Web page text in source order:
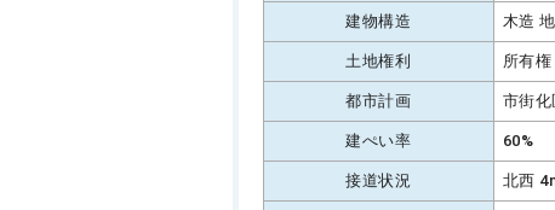
建物構造 木造
土地権利 所有権
都市計画 市街化
建ぺい率 60%
接道状況 北西